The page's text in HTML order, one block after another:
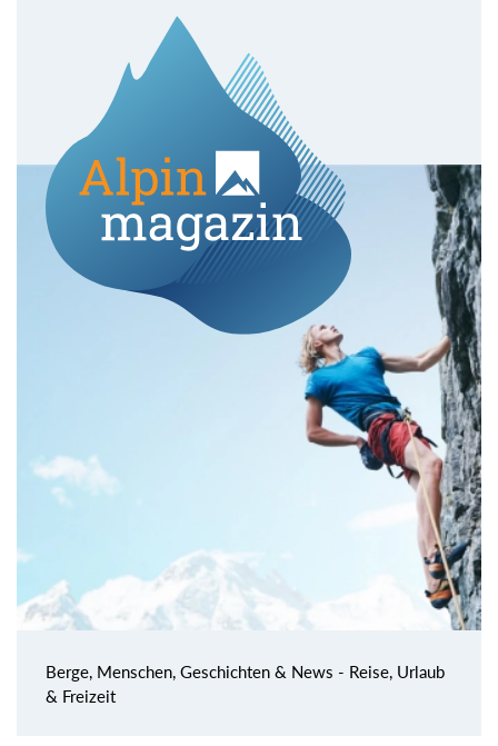
Berge, Menschen, Geschichten & News - Reise, Urlaub
& Freizeit